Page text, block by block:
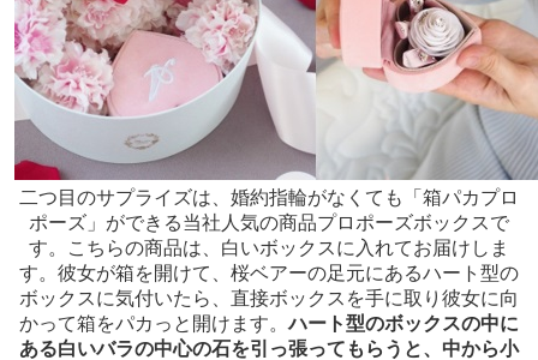
二つ目のサプライズは、婚約指輪がなくても「箱パカプロ
ポーズ」ができる当社人気の商品プロポーズボックスで
す。こちらの商品は、白いボックスに入れてお届けしま
す。彼女が箱を開けて、桜ベアーの足元にあるハート型の
ボックスに気付いたら、直接ボックスを手に取り彼女に向
かって箱をパカっと開けます。ハート型のボックスの中に
ある白いバラの中心の石を引っ張ってもらうと、中から小